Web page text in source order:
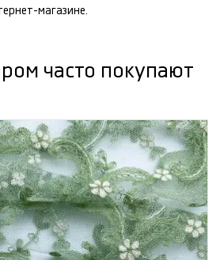
магазине.
часто покупают